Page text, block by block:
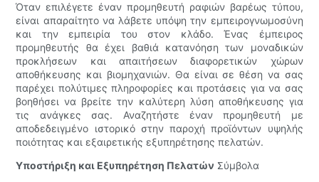
Όταν επιλέγετε έναν προμηθευτή ραφιών βαρέως τύπου,
είναι απαραίτητο να λάβετε υπόψη την εμπειρογνωμοσύνη
και την εμπειρία του στον κλάδο. Ένας έμπειρος
προμηθευτής θα έχει βαθιά κατανόηση των μοναδικών
προκλήσεων και απαιτήσεων διαφορετικών χώρων
αποθήκευσης και βιομηχανιών. Θα είναι σε θέση να σας
παρέχει πολύτιμες πληροφορίες και προτάσεις για να σας
βοηθήσει να βρείτε την καλύτερη λύση αποθήκευσης για
τις ανάγκες σας. Αναζητήστε έναν προμηθευτή με
αποδεδειγμένο ιστορικό στην παροχή προϊόντων υψηλής
ποιότητας και εξαιρετικής εξυπηρέτησης πελατών.
Υποστήριξη και Εξυπηρέτηση Πελατών Σύμβολα